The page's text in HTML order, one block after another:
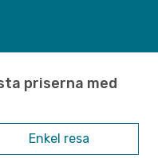
priserna med
Enkel resa